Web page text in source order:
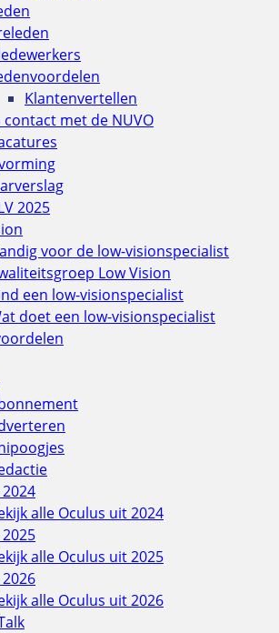
Klantenvertellen
contact met de NUVO
2025
voor de low-visionspecialist
Low Vision
een low-visionspecialist
doet een low-visionspecialist
alle Oculus uit 2024
alle Oculus uit 2025
alle Oculus uit 2026